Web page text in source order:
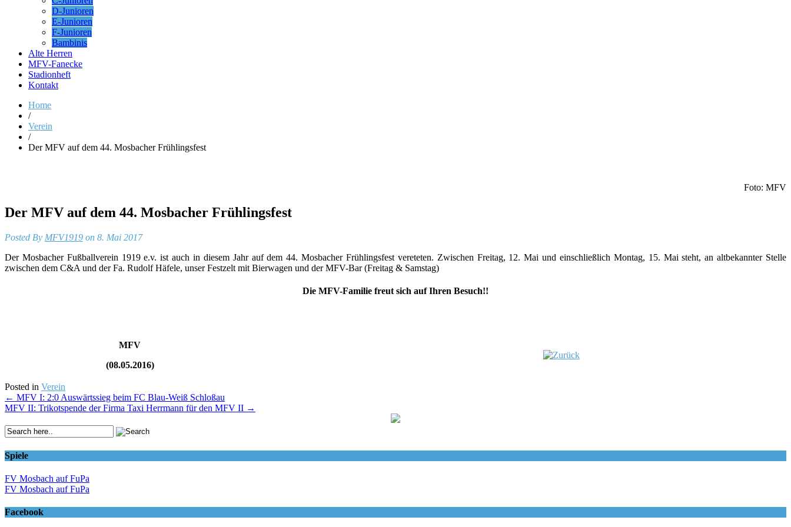
D-Junioren
E-Junioren
F-Junioren
Bambinis
Alte Herren
MFV-Fanecke
Stadionheft
Kontakt
Home
/
Verein
/
Der MFV auf dem 44. Mosbacher Frühlingsfest
Foto: MFV
Der MFV auf dem 44. Mosbacher Frühlingsfest
Posted By MFV1919 on 8. Mai 2017
Der Mosbacher Fußballverein 1919 e.v. ist auch in diesem Jahr auf dem 44. Mosbacher Frühlingsfest vereteten. Zwischen Freitag, 12. Mai und einschließlich Montag, 15. Mai steht, an altbekannter Stelle
zwischen dem C&A und der Fa. Rudolf Häfele, unser Festzelt mit Bierwagen und der MFV-Bar (Freitag & Samstag)
Die MFV-Familie freut sich auf Ihren Besuch!!
MFV
(08.05.2016)
Posted in Verein
Post
navigation
← MFV I: 2:0 Auswärtssieg beim FC Blau-Weiß Schloßau
MFV II: Trikotspende der Firma Taxi Herrmann für den MFV II →
Spiele
FV Mosbach auf FuPa
FV Mosbach auf FuPa
Facebook